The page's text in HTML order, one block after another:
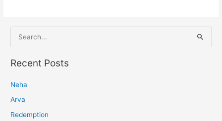
e
a
c
h
f
Recent Posts
Neha
Arva
Redemption